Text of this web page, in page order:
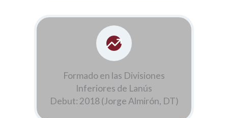
Formado en las Divisiones
Inferiores de Lanús
Debut: 2018 (Jorge Almirón, DT)